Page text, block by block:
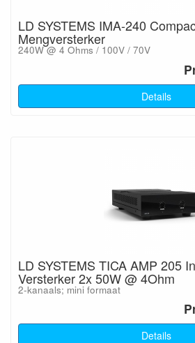
LD SYSTEMS IMA-240
Mengversterker
240W @ 4 Ohms / 100V / 70V
Details
LD SYSTEMS TICA AMP 205
Versterker 2x 50W @ 4Ohm
2-kanaals; mini formaat
Details